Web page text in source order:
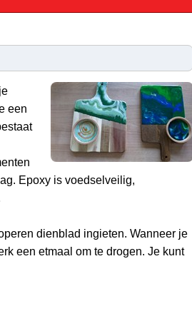
een
Epoxy is voedselveilig,
dienblad ingieten. Wanneer je
een etmaal om te drogen. Je kunt